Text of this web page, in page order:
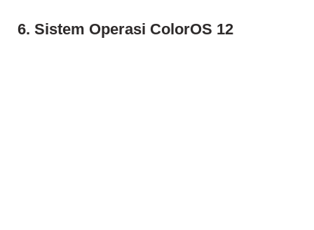
6. Sistem Operasi ColorOS 12